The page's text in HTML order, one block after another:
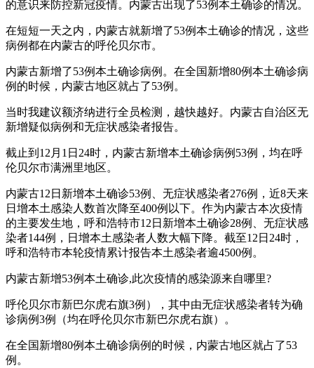
的意识来防控新冠疫情。内蒙古出现了53例本土确诊的情况。
在短短一天之内，内蒙古就新增了53例本土确诊的情况，这些
病例都在内蒙古的呼伦贝尔市。
内蒙古新增了53例本土确诊病例。在全国新增80例本土确诊病
例的时候，内蒙古地区就占了53例。
当时我建议额济纳进行全员检测，越快越好。内蒙古自治区无
新增疑似病例和无症状感染者报告。
截止到12月1日24时，内蒙古新增本土确诊病例53例，均在呼
伦贝尔市满洲里地区。
内蒙古12日新增本土确诊53例、无症状感染者276例，近8天来
日增本土感染人数首次降至400例以下。作为内蒙古本次疫情
的主要发生地，呼和浩特市12日新增本土确诊28例、无症状感
染者144例，日增本土感染者人数大幅下降。截至12日24时，
呼和浩特市本轮疫情累计报告本土感染者逾4500例。
内蒙古新增53例本土确诊,此次疫情的感染源来自哪里?
呼伦贝尔市新巴尔虎右旗3例），其中由无症状感染者转为确
诊病例3例（均在呼伦贝尔市新巴尔虎右旗）。
在全国新增80例本土确诊病例的时候，内蒙古地区就占了53
例。